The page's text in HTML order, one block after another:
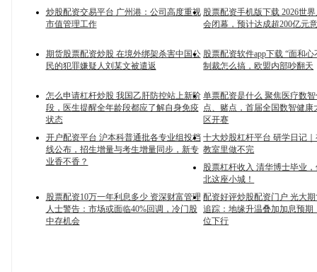
炒股配资交易平台 广州港：公司高度重视
市值管理工作
股票配资手机版下载 2026世
会闭幕，预计达成超200亿元
期货股票配资炒股 在境外绑架杀害中国公
民的犯罪嫌疑人刘某文被遣返
股票配资软件app下载 “面和
制裁怎么搞，欧盟内部吵翻天
怎么申请杠杆炒股 我国乙肝防控站上新阶
段，医生提醒全年龄段都应了解自身免疫
状态
单票配资是什么 聚焦医疗数
点、赌点，首届全国数智健康
区开赛
开户配资平台 沪本科普通批各专业组投档
线公布，招生增量与考生增量同步，新专
业香不香？
十大炒股杠杆平台 研学日记
教室里做不完
股票杠杆收入 清华博士毕业
北这座小城！
股票配资10万一年利息多少 资深财富管理
人士警告：市场或面临40%回调，冷门股
中存机会
配资好评炒股配资门户 光大期
追踪：地缘升温叠加加息预期
位下行